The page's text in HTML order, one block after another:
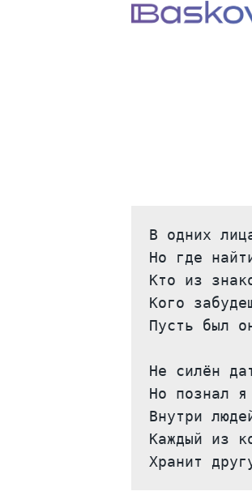
В одних
Но где
Кто из
Кого
Пусть был
Не силён
Но познал
Внутри
Каждый из
Хранит